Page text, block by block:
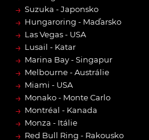
→ Suzuka - Japonsko
→ Hungaroring - Maďarsko
→ Las Vegas - USA
→ Lusail - Katar
→ Marina Bay - Singapur
→ Melbourne - Austrálie
→ Miami - USA
→ Monako - Monte Carlo
→ Montréal - Kanada
→ Monza - Itálie
→ Red Bull Ring - Rakousko